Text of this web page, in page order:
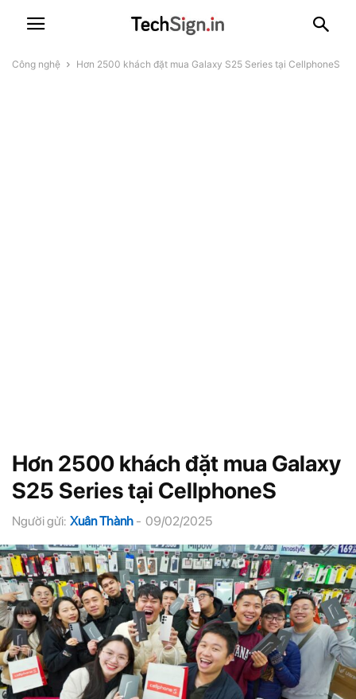
Công nghệ Hơn 2500 khách đặt mua Galaxy S25 Series tại CellphoneS
Hơn 2500 khách đặt mua Galaxy
S25 Series tại CellphoneS
Người gửi: Xuân Thành - 09/02/2025